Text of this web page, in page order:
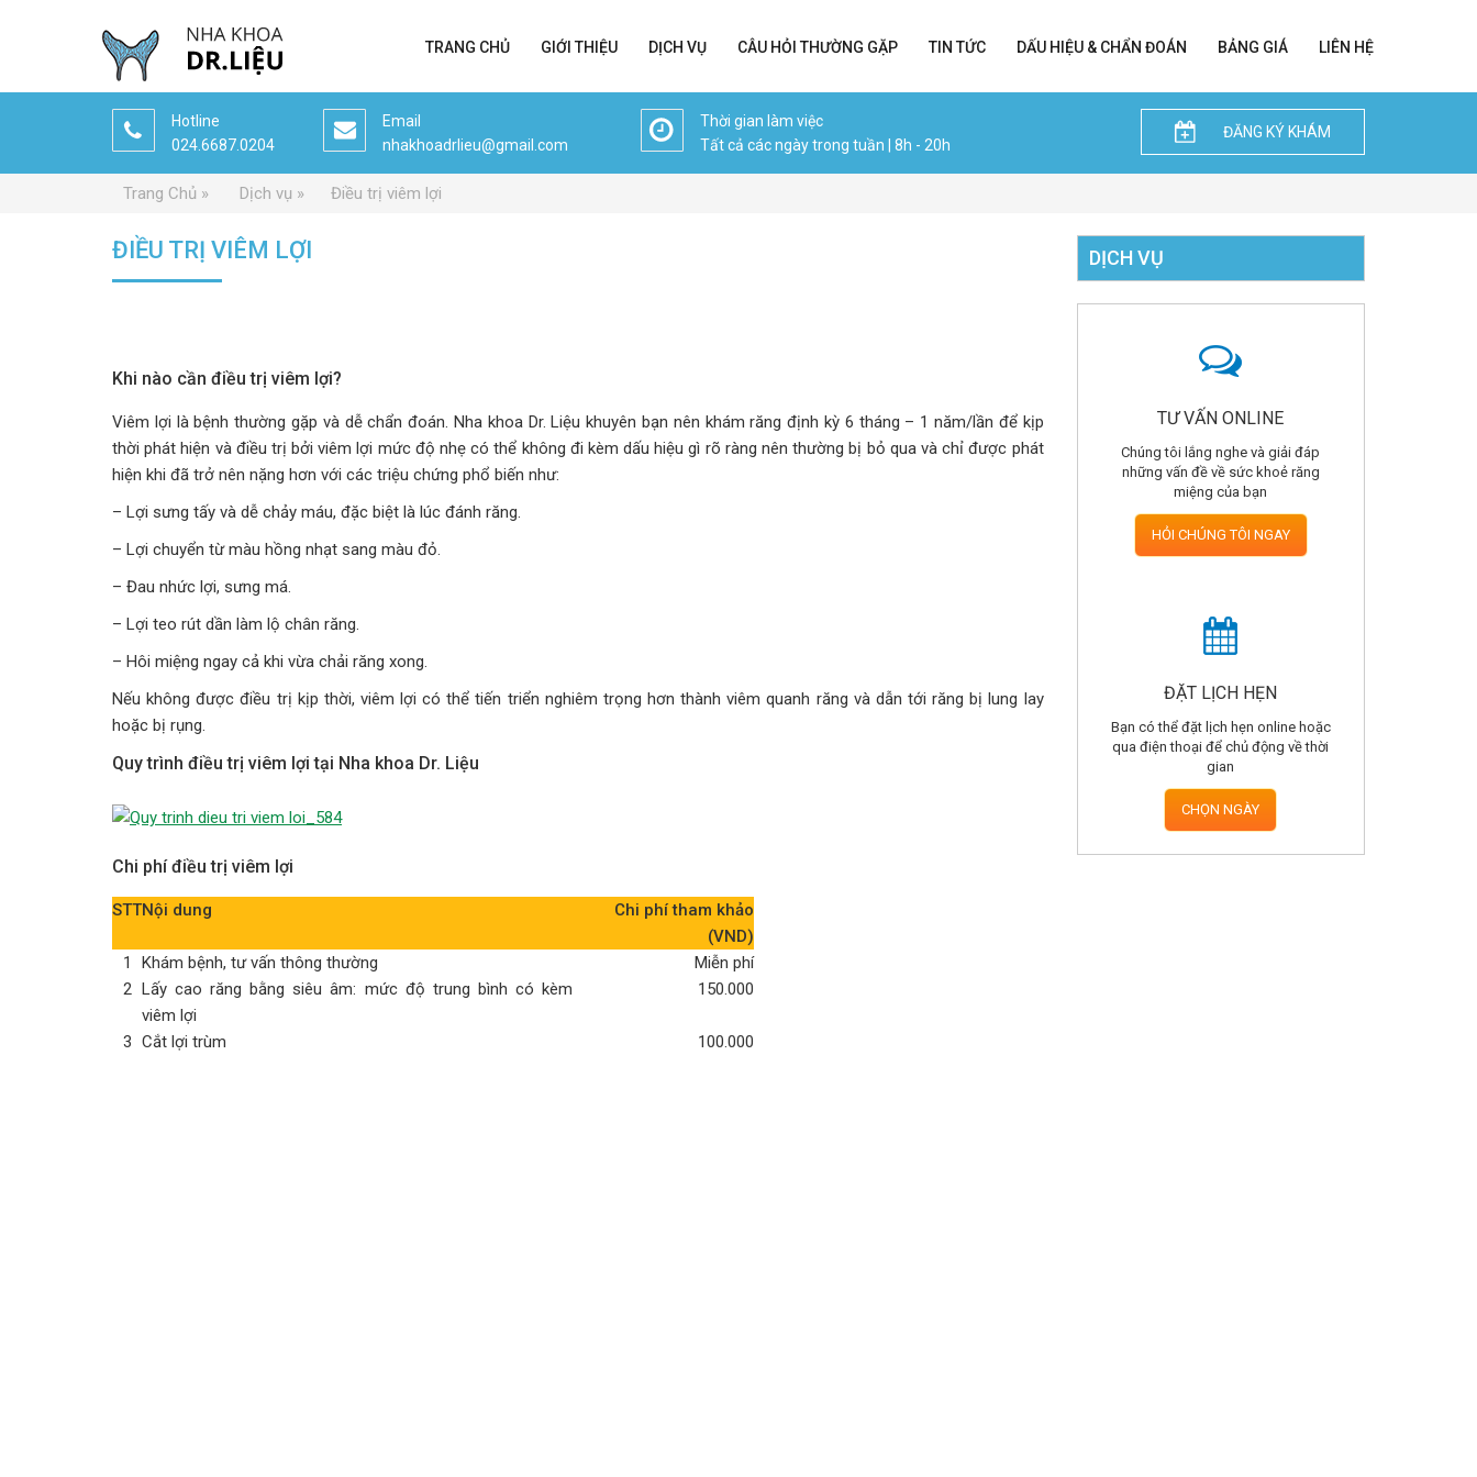
TRANG CHỦ GIỚI THIỆU DỊCH VỤ CÂU HỎI THƯỜNG GẶP TIN TỨC DẤU HIỆU & CHẨN ĐOÁN BẢNG GIÁ LIÊN HỆ
Hotline
024.6687.0204
Email
nhakhoadrlieu@gmail.com
Thời gian làm việc
Tất cả các ngày trong tuần | 8h - 20h
ĐĂNG KÝ KHÁM
Trang Chủ Dịch vụ Điều trị viêm lợi
ĐIỀU TRỊ VIÊM LỢI
Khi nào cần điều trị viêm lợi?
Viêm lợi là bệnh thường gặp và dễ chẩn đoán. Nha khoa Dr. Liệu khuyên bạn nên khám răng định kỳ 6 tháng – 1 năm/lần để kịp
thời phát hiện và điều trị bởi viêm lợi mức độ nhẹ có thể không đi kèm dấu hiệu gì rõ ràng nên thường bị bỏ qua và chỉ được phát
hiện khi đã trở nên nặng hơn với các triệu chứng phổ biến như:
– Lợi sưng tấy và dễ chảy máu, đặc biệt là lúc đánh răng.
– Lợi chuyển từ màu hồng nhạt sang màu đỏ.
– Đau nhức lợi, sưng má.
– Lợi teo rút dần làm lộ chân răng.
– Hôi miệng ngay cả khi vừa chải răng xong.
Nếu không được điều trị kịp thời, viêm lợi có thể tiến triển nghiêm trọng hơn thành viêm quanh răng và dẫn tới răng bị lung lay
hoặc bị rụng.
Quy trình điều trị viêm lợi tại Nha khoa Dr. Liệu
Chi phí điều trị viêm lợi
STTNội dung
Chi phí tham khảo
(VND)
1
Khám bệnh, tư vấn thông thường
Miễn phí
2 Lấy cao răng bằng siêu âm: mức độ trung bình có kèm
viêm lợi
150.000
3 Cắt lợi trùm 100.000
DỊCH VỤ
TƯ VẤN ONLINE
Chúng tôi lắng nghe và giải đáp
những vấn đề về sức khoẻ răng
miệng của bạn
HỎI CHÚNG TÔI NGAY
ĐẶT LỊCH HẸN
Bạn có thể đặt lịch hẹn online hoặc
qua điện thoại để chủ động về thời
gian
CHỌN NGÀY